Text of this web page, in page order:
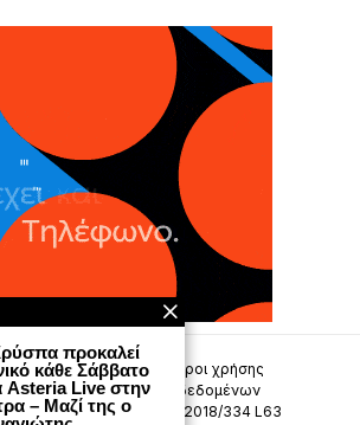
Πολιτική Απορρήτου
Όροι χρήσης
προστασίας προσωπικών δεδομένων
-σύσταση (ΕΕ) 2018/334 L63
προκαλεί
κάθε Σάββατο
Asteria Live στην
– Μαζί της ο